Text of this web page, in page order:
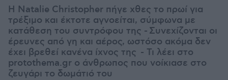
Η Natalie Christopher πήγε χθες το πρωί για
τρέξιμο και έκτοτε αγνοείται, σύμφωνα με
κατάθεση του συντρόφου της - Συνεχίζονται οι
έρευνες από γη και αέρος, ωστόσο ακόμα δεν
έχει βρεθεί κανένα ίχνος της - Τι λέει στο
protothema.gr ο άνθρωπος που νοίκιασε στο
ζευγάρι το δωμάτιό του